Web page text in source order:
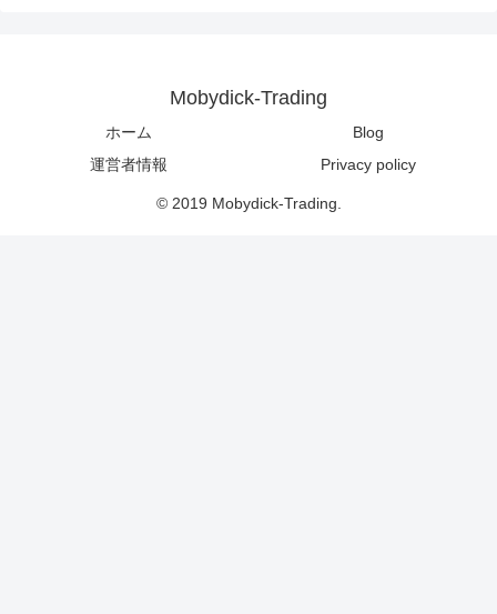
Mobydick-Trading
ホーム
Blog
運営者情報
Privacy policy
© 2019 Mobydick-Trading.